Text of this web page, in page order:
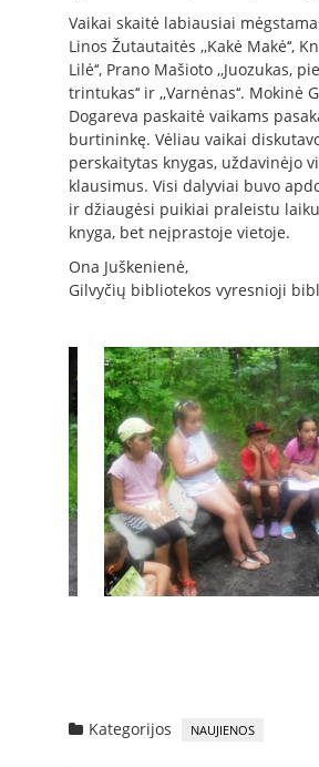
Vaikai skaitė labiausiai
Linos Žutautaitės ,,Kakė Makė‘‘,
Lilė‘‘, Prano Mašioto ,,Juozukas,
trintukas‘‘ ir ,,Varnėnas‘‘. Mokinė
Dogareva paskaitė vaikams
burtininkę. Vėliau vaikai
perskaitytas knygas, uždavinėjo
klausimus. Visi dalyviai buvo
ir džiaugėsi puikiai praleistu
knyga, bet neįprastoje vietoje.
Ona Juškenienė,
Gilvyčių bibliotekos vyresnioji
Kategorijos NAUJIENOS